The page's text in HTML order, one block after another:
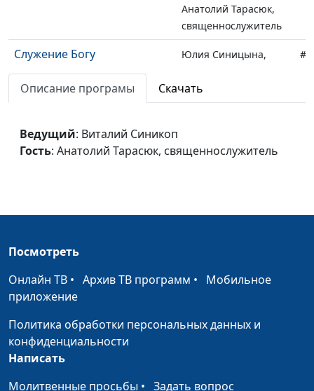
Анатолий Тарасюк,
священнослужитель
Служение Богу
Юлия Синицына,
Действия Бога в нашей
Юлия Синицына,
Божье влияние
Даниил Ловска
Преуспевающий
христианин
Юлия Синицына,
Воин армии Христа
Юлия Синицына,
Описание програмы Скачать
Ведущий: Виталий Синикоп
Гость: Анатолий Тарасюк, священнослужитель
Посмотреть
Онлайн ТВ • Архив ТВ программ • Мобильное
приложение
Политика обработки персональных данных и
конфиденциальности
Написать
Молитвенные просьбы • Задать вопрос